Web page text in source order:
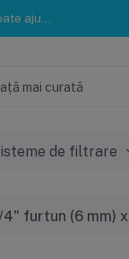
de filtrare
4" furtun (6 mm)